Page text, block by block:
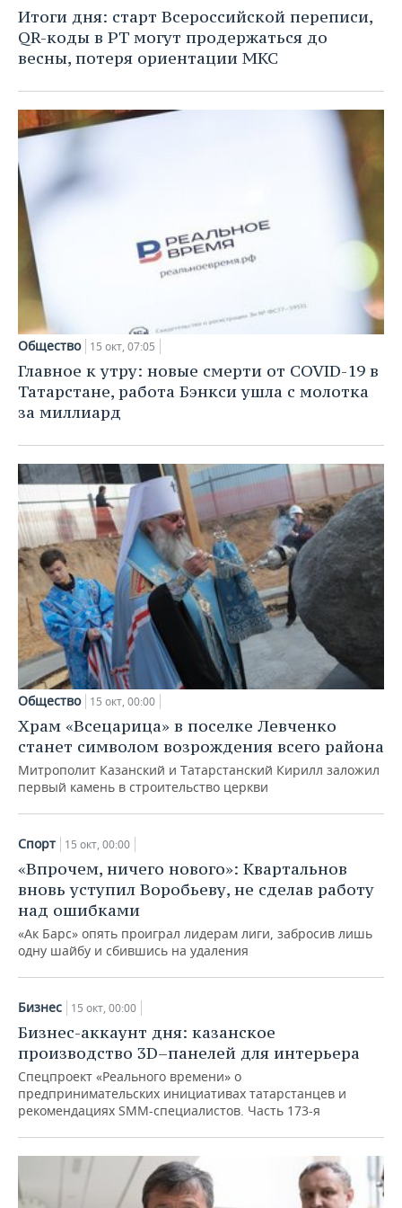
НЕФТЕХИМИЯ
НЕФТЬ
ОПК
ЭНЕРГЕТИКА
РОЗНИЧНАЯ ТОРГОВЛЯ
УСЛУГИ
НОВОСТИ ТЕХНОЛОГИЙ
МЕДИА
МЕРОПРИЯТИЯ
ВЫЕЗДНАЯ РЕДАКЦИЯ
ONLINE-КОНФЕРЕНЦИИ
ОТКРЫТАЯ ЛЕКЦИЯ
НОВОСТИ СПОРТА
ХОККЕЙ
БАСКЕТБОЛ
ВОЛЕЙБОЛ
КИБЕРСПОРТ
ФИГУРНОЕ КАТАНИЕ
ВОДНЫЕ ВИДЫ СПОРТА
ХОККЕЙ С МЯЧОМ
ОБЩЕСТВО
ВЛАСТЬ
ИНФРАСТРУКТУРА
ИСТОРИЯ
КУЛЬТУРА
МЕДИЦИНА
ОБРАЗОВАНИЕ
ПРОИСШЕСТВИЯ
ФОТОГАЛЕРЕЯ
СЮЖЕТЫ
СПРАВОЧНИК
СПИСОК ПЕРСОН
СПИСОК КОМПАНИЙ
ПОЛНАЯ ВЕРСИЯ
Итоги дня: старт Всероссийской переписи,
QR-коды в РТ могут продержаться до
весны, потеря ориентации МКС
Общество 15 окт, 07:05
Главное к утру: новые смерти от COVID-19 в
Татарстане, работа Бэнкси ушла с молотка
за миллиард
Общество 15 окт, 00:00
Храм «Всецарица» в поселке Левченко
станет символом возрождения всего района
Митрополит Казанский и Татарстанский Кирилл заложил
первый камень в строительство церкви
Спорт 15 окт, 00:00
«Впрочем, ничего нового»: Квартальнов
вновь уступил Воробьеву, не сделав работу
над ошибками
«Ак Барс» опять проиграл лидерам лиги, забросив лишь
одну шайбу и сбившись на удаления
Бизнес 15 окт, 00:00
Бизнес-аккаунт дня: казанское
производство 3D–панелей для интерьера
Спецпроект «Реального времени» о
предпринимательских инициативах татарстанцев и
рекомендациях SMM-специалистов. Часть 173-я